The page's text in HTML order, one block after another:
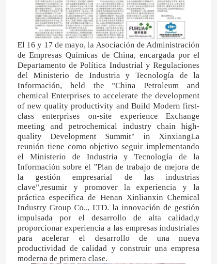
El 16 y 17 de mayo, la Asociación de Administración
de Empresas Químicas de China, encargada por el
Departamento de Política Industrial y Regulaciones
del Ministerio de Industria y Tecnología de la
Información, held the "China Petroleum and
chemical Enterprises to accelerate the development
of new quality productivity and Build Modern first-
class enterprises on-site experience Exchange
meeting and petrochemical industry chain high-
quality Development Summit" in XinxiangLa
reunión tiene como objetivo seguir implementando
el Ministerio de Industria y Tecnología de la
Información sobre el "Plan de trabajo de mejora de
la gestión empresarial de las industrias
clave",resumir y promover la experiencia y la
práctica específica de Henan Xinlianxin Chemical
Industry Group Co.., LTD. la innovación de gestión
impulsada por el desarrollo de alta calidad,y
proporcionar experiencia a las empresas industriales
para acelerar el desarrollo de una nueva
productividad de calidad y construir una empresa
moderna de primera clase.